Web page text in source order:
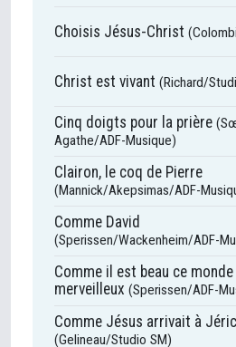
Choisis Jésus-Christ
Christ est vivant (Richard/
Cinq doigts pour la prière
Agathe/ADF-Musique)
Clairon, le coq de Pierre
(Mannick/Akepsimas/ADF-
Comme David
(Sperissen/Wackenheim/ADF-
Comme il est beau ce monde
merveilleux (Sperissen/ADF-
Comme Jésus arrivait à
(Gelineau/Studio SM)